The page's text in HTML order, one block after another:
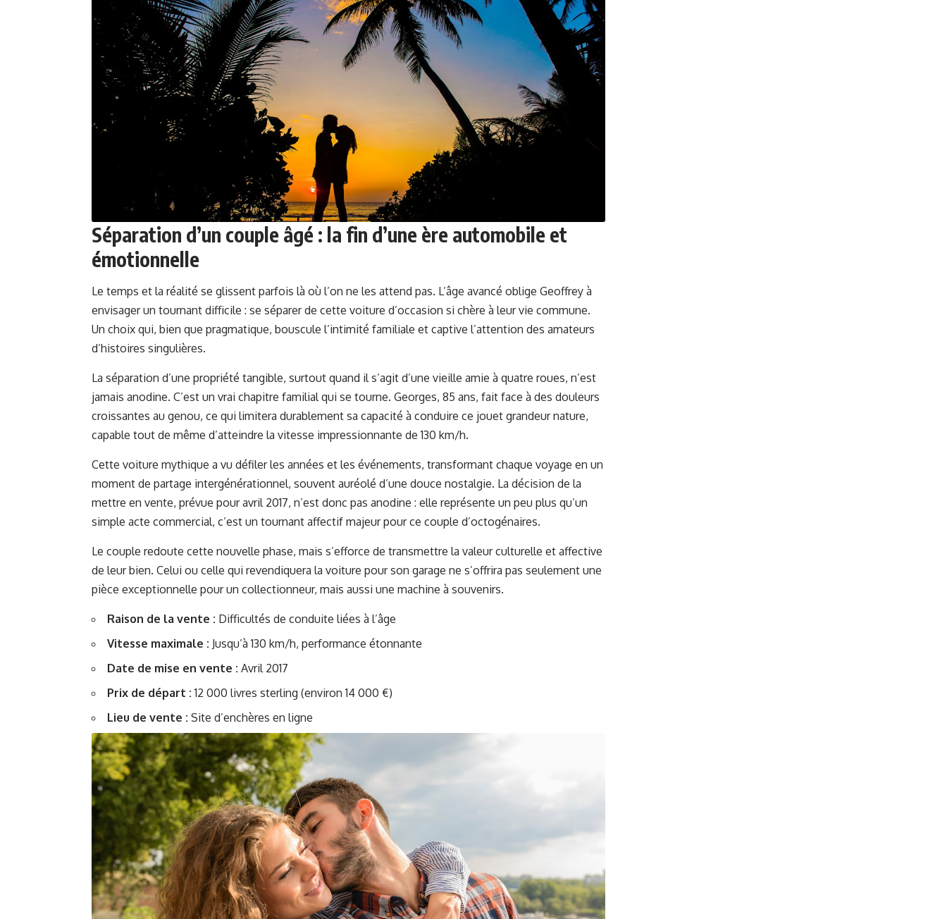
Séparation d’un couple âgé : la fin d’une ère automobile et
émotionnelle
Le temps et la réalité se glissent parfois là où l’on ne les attend pas. L’âge avancé oblige Geoffrey à
envisager un tournant difficile : se séparer de cette voiture d’occasion si chère à leur vie commune.
Un choix qui, bien que pragmatique, bouscule l’intimité familiale et captive l’attention des amateurs
d’histoires singulières.
La séparation d’une propriété tangible, surtout quand il s’agit d’une vieille amie à quatre roues, n’est
jamais anodine. C’est un vrai chapitre familial qui se tourne. Georges, 85 ans, fait face à des douleurs
croissantes au genou, ce qui limitera durablement sa capacité à conduire ce jouet grandeur nature,
capable tout de même d’atteindre la vitesse impressionnante de 130 km/h.
Cette voiture mythique a vu défiler les années et les événements, transformant chaque voyage en un
moment de partage intergénérationnel, souvent auréolé d’une douce nostalgie. La décision de la
mettre en vente, prévue pour avril 2017, n’est donc pas anodine : elle représente un peu plus qu’un
simple acte commercial, c’est un tournant affectif majeur pour ce couple d’octogénaires.
Le couple redoute cette nouvelle phase, mais s’efforce de transmettre la valeur culturelle et affective
de leur bien. Celui ou celle qui revendiquera la voiture pour son garage ne s’offrira pas seulement une
pièce exceptionnelle pour un collectionneur, mais aussi une machine à souvenirs.
Raison de la vente : Difficultés de conduite liées à l’âge
Vitesse maximale : Jusqu’à 130 km/h, performance étonnante
Date de mise en vente : Avril 2017
Prix de départ : 12 000 livres sterling (environ 14 000 €)
Lieu de vente : Site d’enchères en ligne